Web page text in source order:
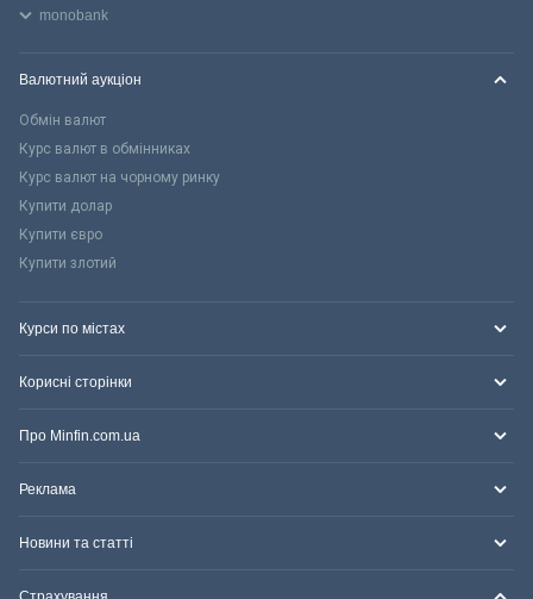
monobank
Валютний аукціон
Обмін валют
Курс валют в обмінниках
Курс валют на чорному ринку
Купити долар
Купити євро
Купити злотий
Курси по містах
Корисні сторінки
Про Minfin.com.ua
Реклама
Новини та статті